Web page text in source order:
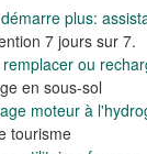
plus:
7 jours sur 7.
ou
en sous-sol
moteur à
tourisme